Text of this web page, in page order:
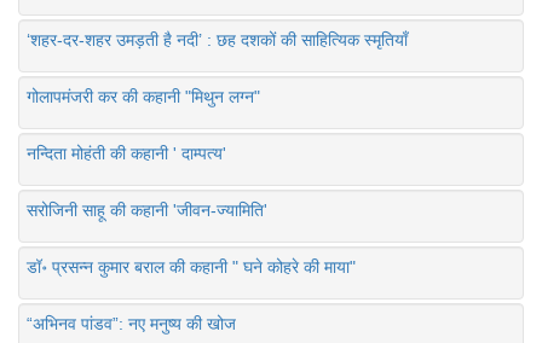
‘शहर-दर-शहर उमड़ती है नदी’ : छह दशकों की साहित्यिक स्मृतियाँ
गोलापमंजरी कर की कहानी "मिथुन लग्न"
नन्दिता मोहंती की कहानी ' दाम्पत्य'
सरोजिनी साहू की कहानी 'जीवन-ज्यामिति'
डॉ॰ प्रसन्न कुमार बराल की कहानी " घने कोहरे की माया"
“अभिनव पांडव”: नए मनुष्य की खोज